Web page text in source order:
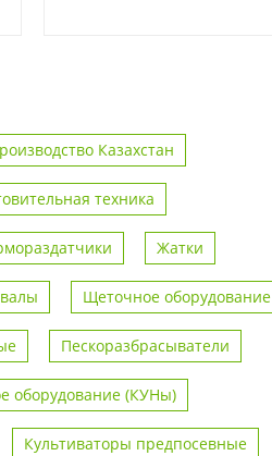
Казахстан
техника
Жатки
Щеточное оборудование
Пескоразбрасыватели
оборудование (КУНы)
Культиваторы предпосевные